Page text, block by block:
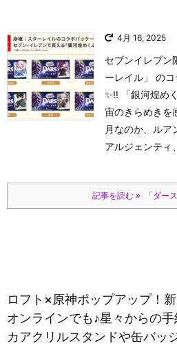
4月 16, 2025
セブンイレブン
ーレイル」 の
✨‼ 「銀河煌め
宙のきらめきを
月なのか、ルア
アルジェンティ
記事を読む 「ダー
ロフト×原神ポップアップ！
オンラインでも♪星々からの
カアクリルスタンドや缶バッ